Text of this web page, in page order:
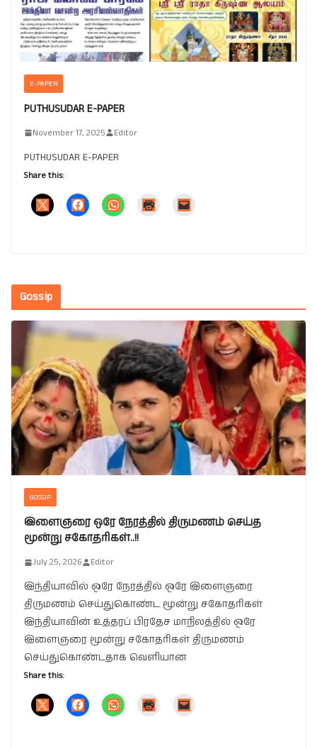
E-PAPER
PUTHUSUDAR E-PAPER
November 17, 2025 Editor
PUTHUSUDAR E-PAPER
Share this:
Gossip
GOSSIP
இளைஞரை ஒரே நேரத்தில் திருமணம் செய்த
மூன்று சகோதரிகள்..!!
July 25, 2026 Editor
இந்தியாவில் ஒரே நேரத்தில் ஒரே இளைஞரை
திருமணம் செய்துகொண்ட மூன்று சகோதரிகள்
இந்தியாவின் உத்தரப் பிரதேச மாநிலத்தில் ஒரே
இளைஞரை மூன்று சகோதரிகள் திருமணம்
செய்துகொண்டதாக வெளியான
Share this: